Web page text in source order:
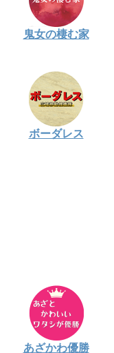
鬼女の棲む家
ボーダレス
あざかわ優勝